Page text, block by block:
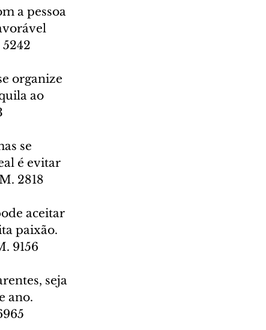
a pessoa
organize
ao
se
é evitar
2818
aceitar
paixão.
9156
seja
ano.